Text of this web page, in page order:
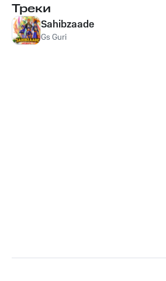
Треки
Sahibzaade
Gs Guri